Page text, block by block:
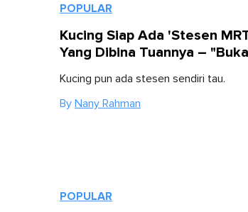
POPULAR
Kucing Siap Ada 'Stesen
Yang Dibina Tuannya –
Kucing pun ada stesen sendiri tau.
By Nany Rahman
POPULAR